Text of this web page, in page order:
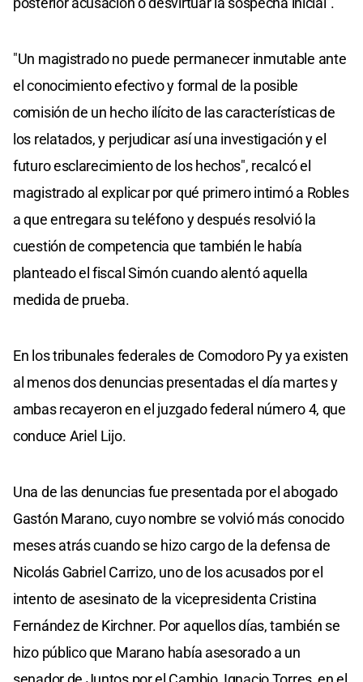
"Un magistrado no puede permanecer inmutable ante
el conocimiento efectivo y formal de la posible
comisión de un hecho ilícito de las características de
los relatados, y perjudicar así una investigación y el
futuro esclarecimiento de los hechos", recalcó el
magistrado al explicar por qué primero intimó a Robles
a que entregara su teléfono y después resolvió la
cuestión de competencia que también le había
planteado el fiscal Simón cuando alentó aquella
medida de prueba.
En los tribunales federales de Comodoro Py ya existen
al menos dos denuncias presentadas el día martes y
ambas recayeron en el juzgado federal número 4, que
conduce Ariel Lijo.
Una de las denuncias fue presentada por el abogado
Gastón Marano, cuyo nombre se volvió más conocido
meses atrás cuando se hizo cargo de la defensa de
Nicolás Gabriel Carrizo, uno de los acusados por el
intento de asesinato de la vicepresidenta Cristina
Fernández de Kirchner. Por aquellos días, también se
hizo público que Marano había asesorado a un